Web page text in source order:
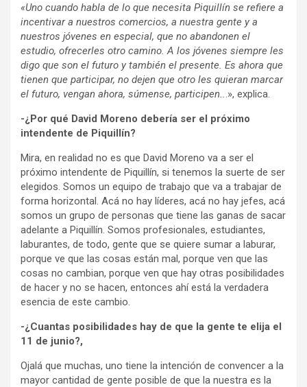
«Uno cuando habla de lo que necesita Piquillín se refiere a
incentivar a nuestros comercios, a nuestra gente y a
nuestros jóvenes en especial, que no abandonen el
estudio, ofrecerles otro camino. A los jóvenes siempre les
digo que son el futuro y también el presente. Es ahora que
tienen que participar, no dejen que otro les quieran marcar
el futuro, vengan ahora, súmense, participen...», explica.
-¿Por qué David Moreno debería ser el próximo
intendente de Piquillín?
Mira, en realidad no es que David Moreno va a ser el
próximo intendente de Piquillín, si tenemos la suerte de ser
elegidos. Somos un equipo de trabajo que va a trabajar de
forma horizontal. Acá no hay líderes, acá no hay jefes, acá
somos un grupo de personas que tiene las ganas de sacar
adelante a Piquillín. Somos profesionales, estudiantes,
laburantes, de todo, gente que se quiere sumar a laburar,
porque ve que las cosas están mal, porque ven que las
cosas no cambian, porque ven que hay otras posibilidades
de hacer y no se hacen, entonces ahí está la verdadera
esencia de este cambio.
-¿Cuantas posibilidades hay de que la gente te elija el
11 de junio?,
Ojalá que muchas, uno tiene la intención de convencer a la
mayor cantidad de gente posible de que la nuestra es la